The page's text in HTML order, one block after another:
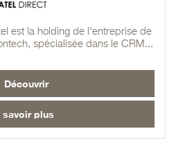
est la holding de l'entreprise de
spécialisée dans le CRM...
Découvrir
savoir plus